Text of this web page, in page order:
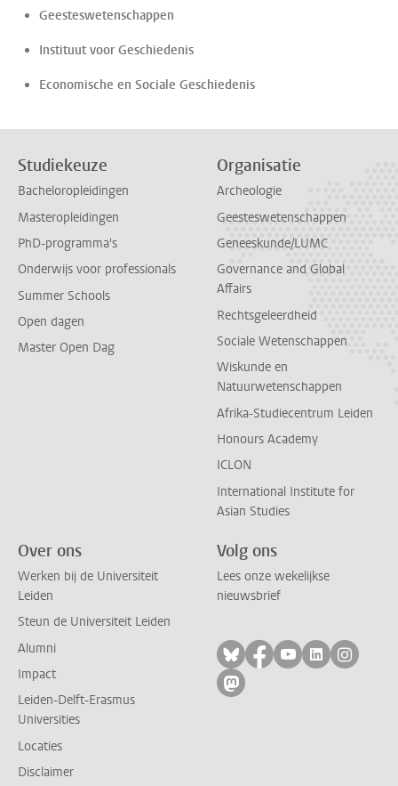
Geesteswetenschappen
Instituut voor Geschiedenis
Economische en Sociale Geschiedenis
Studiekeuze
Bacheloropleidingen
Masteropleidingen
PhD-programma's
Onderwijs voor professionals
Summer Schools
Open dagen
Master Open Dag
Organisatie
Archeologie
Geesteswetenschappen
Geneeskunde/LUMC
Governance and Global
Affairs
Rechtsgeleerdheid
Sociale Wetenschappen
Wiskunde en
Natuurwetenschappen
Afrika-Studiecentrum Leiden
Honours Academy
ICLON
International Institute for
Asian Studies
Over ons
Werken bij de Universiteit
Leiden
Steun de Universiteit Leiden
Alumni
Impact
Leiden-Delft-Erasmus
Universities
Locaties
Disclaimer
Volg ons
Lees onze wekelijkse
nieuwsbrief
Volg ons op bluesky
Volg ons op
Volg ons op
Volg ons
Volg
Volg ons op mastodon